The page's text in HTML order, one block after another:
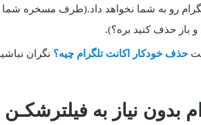
رو به شما نخواهد داد.(طرف مسخره
و باز حذف کنید بره؟).
حذف خودکار اکانت تلگرام چیه؟ نگران
بدون نیاز به فیلترشکـن